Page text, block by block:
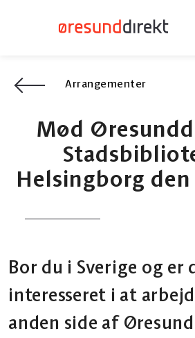
Arrangementer
Mød
Helsingborg
Bor du i Sverige og er
interesseret i at
anden side af